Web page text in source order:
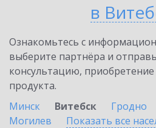
в
Ознакомьтесь с
выберите партнёра и
консультацию,
продукта.
Минск
Витебск Гродно
Могилев
Показать все